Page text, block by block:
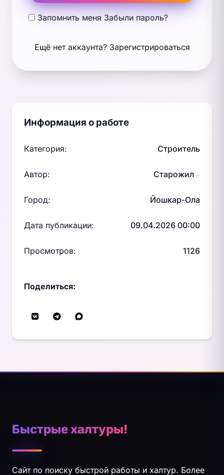
Запомнить меня Забыли пароль?
Ещё нет аккаунта? Зарегистрироваться
Информация о работе
Категория: Строитель
Автор: Старожил —
Город: Йошкар-Ола
Дата публикации: 09.04.2026 00:00
Просмотров: 1126
Поделиться:
Быстрые халтуры!
Сайт по поиску быстрой работы и халтур. Более